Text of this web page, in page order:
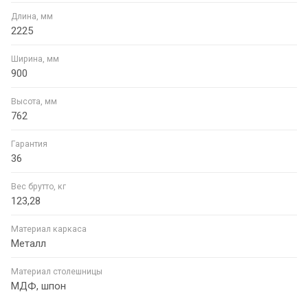
Длина, мм
2225
Ширина, мм
900
Высота, мм
762
Гарантия
36
Вес брутто, кг
123,28
Материал каркаса
Металл
Материал столешницы
МДФ, шпон